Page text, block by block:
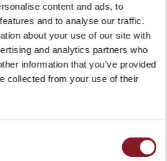
content and ads, to
and to analyse our traffic.
about your use of our site with
and analytics partners who
information that you’ve provided
collected from your use of their
COUVERTURE POUR
TRANCHEUSE NOIR TAILLE